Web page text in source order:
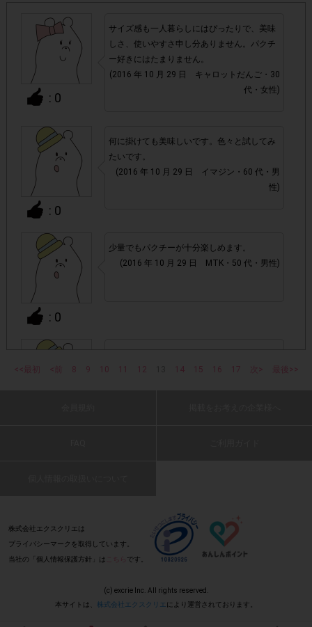
・参加(申し込み)を回答前にしていただければ、募集人数が
上限に達しても、掲載期間内のアンケート回答が可能です。
・他サイトのテンタメを含め、1つのアンケートにつき1人1
回の参加とさせていただいております。
・悪質な投稿があった場合、アカウントを停止させていた
だくこともあります。
・スマートフォン、携帯電話、タブレットPCにつきまし
て、機種によってはアンケートに回答できない場合がござい
ます。
▼ポイント付与対象外
上記参加条件(対象商品・購入エリア・購入チェー
ン・回答期間・指定購入個数)以外
・ECサイトやネットスーパーでのご購入
▼レシート画像について
2枚目以降はファイルが上書きされます。
: 0
サイズ感も一人暮らしにはぴったりで、美味
しさ、使いやすさ申し分ありません。パクチ
ー好きにはたまりません。
(2016 年 10 月 29 日 キャロットだんご・30
代・女性)
: 0
何に掛けても美味しいです。色々と試してみ
たいです。
(2016 年 10 月 29 日 イマジン・60 代・男
性)
: 0
少量でもパクチーが十分楽しめます。
(2016 年 10 月 29 日 MTK・50 代・男性)
(2016 年 10 月 29 日 spada・50 代・男性)
: 0
しください。
<<最初 <前 8 9 10 11 12 14 15 16 17 次> 最後>>
株式会社エクスクリエは
プライバシーマークを取得しています。
当社の「個人情報保護方針」は
です。
(c) excrie Inc. All rights reserved.
本サイトは、 株式会社エクスクリエ により運営されております。